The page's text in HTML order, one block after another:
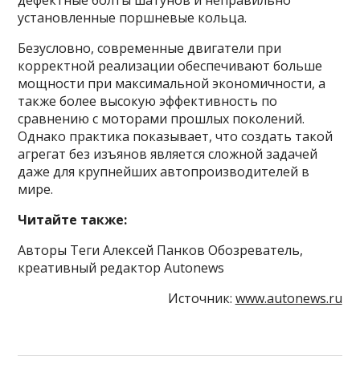
установленные поршневые кольца.
Безусловно, современные двигатели при
корректной реализации обеспечивают больше
мощности при максимальной экономичности, а
также более высокую эффективность по
сравнению с моторами прошлых поколений.
Однако практика показывает, что создать такой
агрегат без изъянов является сложной задачей
даже для крупнейших автопроизводителей в
мире.
Читайте также:
Авторы Теги Алексей Панков Обозреватель,
креативный редактор Autonews
Источник: www.autonews.ru